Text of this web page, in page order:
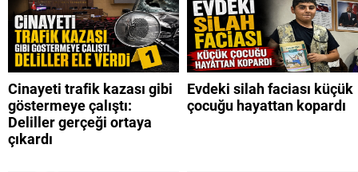
Cinayeti trafik kazası gibi
göstermeye çalıştı:
Deliller gerçeği ortaya
çıkardı
Evdeki silah faciası küçük
çocuğu hayattan kopardı